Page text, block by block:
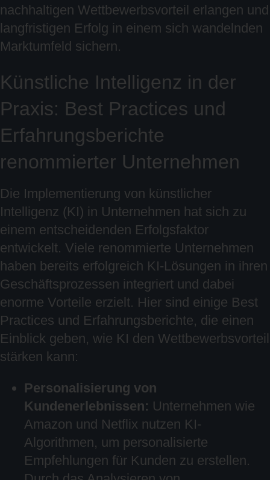
nachhaltigen Wettbewerbsvorteil erlangen und
langfristigen Erfolg in einem sich wandelnden
Marktumfeld sichern.
Künstliche Intelligenz in der
Praxis: Best Practices und
Erfahrungsberichte
renommierter Unternehmen
Die Implementierung von künstlicher
Intelligenz (KI) in Unternehmen hat sich zu
einem entscheidenden Erfolgsfaktor
entwickelt. Viele renommierte Unternehmen
haben bereits erfolgreich KI-Lösungen in ihren
Geschäftsprozessen integriert und dabei
enorme Vorteile erzielt. Hier sind einige Best
Practices und Erfahrungsberichte, die einen
Einblick geben, wie KI den Wettbewerbsvorteil
stärken kann:
Personalisierung von
Kundenerlebnissen: Unternehmen wie
Amazon und Netflix nutzen KI-
Algorithmen, um personalisierte
Empfehlungen für Kunden zu erstellen.